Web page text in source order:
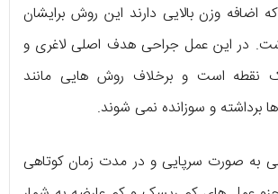
اضافه وزن بالایی دارند این روش برایشان
در این عمل جراحی هدف اصلی لاغری و
نقطه است و برخلاف روش هایی مانند
برداشته و سوزانده نمی شوند.
به صورت سرپایی و در مدت زمان کوتاهی